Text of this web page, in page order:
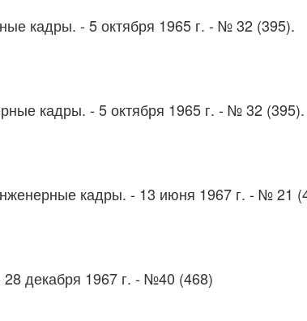
кадры. - 5 октября 1965 г. - № 32 (395).
кадры. - 5 октября 1965 г. - № 32 (395).
кадры. - 13 июня 1967 г. - № 21
декабря 1967 г. - №40 (468)